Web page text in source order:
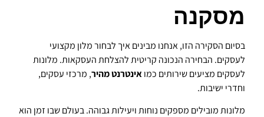
מסקנה
בסיום הסקירה הזו, אנחנו מבינים איך לבחור מלון מקצועי
לעסקים. הבחירה הנכונה קריטית להצלחת העסקאות. מלונות
לעסקים מציעים שירותים כמואינטרנט מהיר, מרכזי עסקים,
וחדרי ישיבות.
מלונות מובילים מספקים נוחות ויעילות גבוהה. בעולם שבו זמן הוא